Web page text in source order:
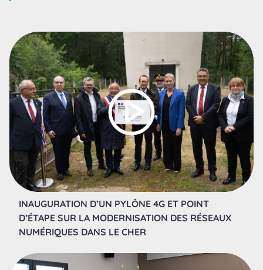
INAUGURATION D’UN PYLÔNE 4G ET POINT
D’ÉTAPE SUR LA MODERNISATION DES RÉSEAUX
NUMÉRIQUES DANS LE CHER